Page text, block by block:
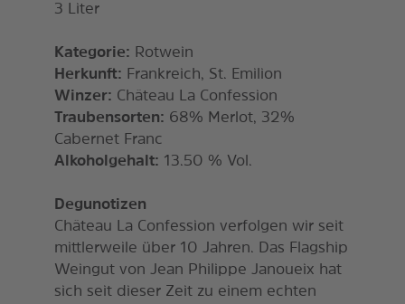
3 Liter
Kategorie: Rotwein
Herkunft: Frankreich, St. Emilion
Winzer: Château La Confession
Traubensorten: 68% Merlot, 32%
Cabernet Franc
Alkoholgehalt: 13.50 % Vol.
Degunotizen
Château La Confession verfolgen wir seit
mittlerweile über 10 Jahren. Das Flagship
Weingut von Jean Philippe Janoueix hat
sich seit dieser Zeit zu einem echten